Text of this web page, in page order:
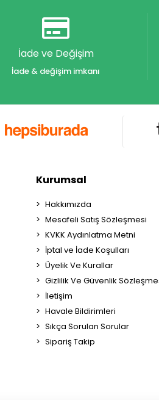
İade ve Değişim
İade & değişim imkanı
Kurumsal
Hakkımızda
Mesafeli Satış Sözleşmesi
KVKK Aydınlatma Metni
İptal ve İade Koşulları
Üyelik Ve Kurallar
Gizlilik Ve Güvenlik
İletişim
Havale Bildirimleri
Sıkça Sorulan Sorular
Sipariş Takip